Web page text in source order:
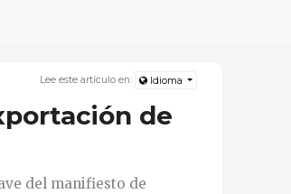
Lee este artículo en: Idioma
de
del manifiesto de